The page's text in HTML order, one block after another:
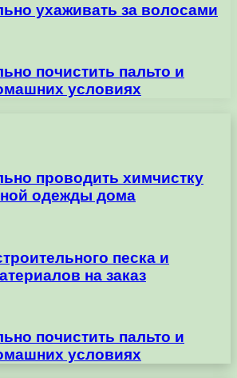
ухаживать за волосами
почистить пальто и
условиях
проводить химчистку
одежды дома
песка и
на заказ
почистить пальто и
условиях